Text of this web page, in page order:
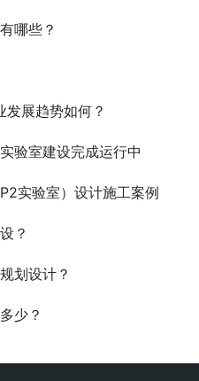
哪些？
展趋势如何？
验室建设完成运行中
实验室）设计施工案例
？
划设计？
少？